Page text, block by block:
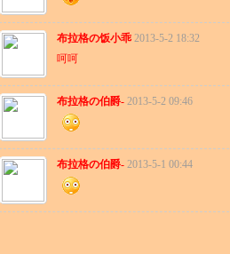
布拉格の饭小乖 2013-5-2 18:32
呵呵
布拉格の伯爵- 2013-5-2 09:46
布拉格の伯爵- 2013-5-1 00:44